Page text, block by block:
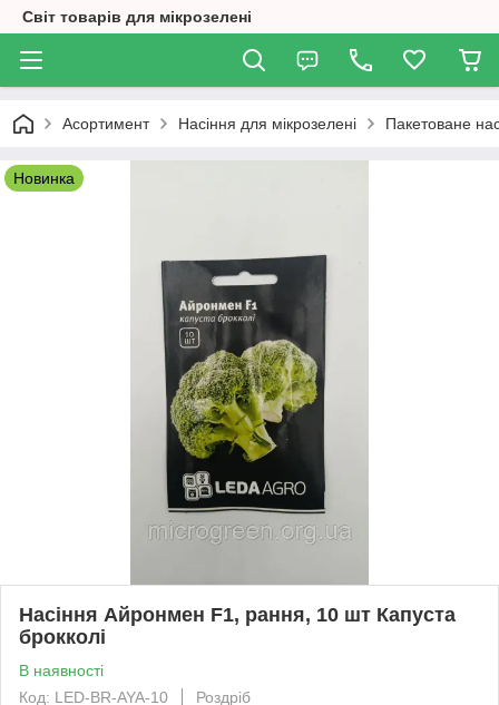
Світ товарів для мікрозелені
Асортимент Насіння для мікрозелені Пакетоване
Новинка
Насіння Айронмен F1, рання, 10 шт Капуста
брокколі
В наявності
Код: LED-BR-AYA-10
Роздріб